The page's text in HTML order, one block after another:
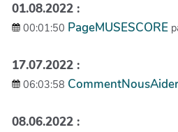
01.08.2022 :
00:01:50 PageMUSESCORE
17.07.2022 :
06:03:58 CommentNousAider
08.06.2022 :